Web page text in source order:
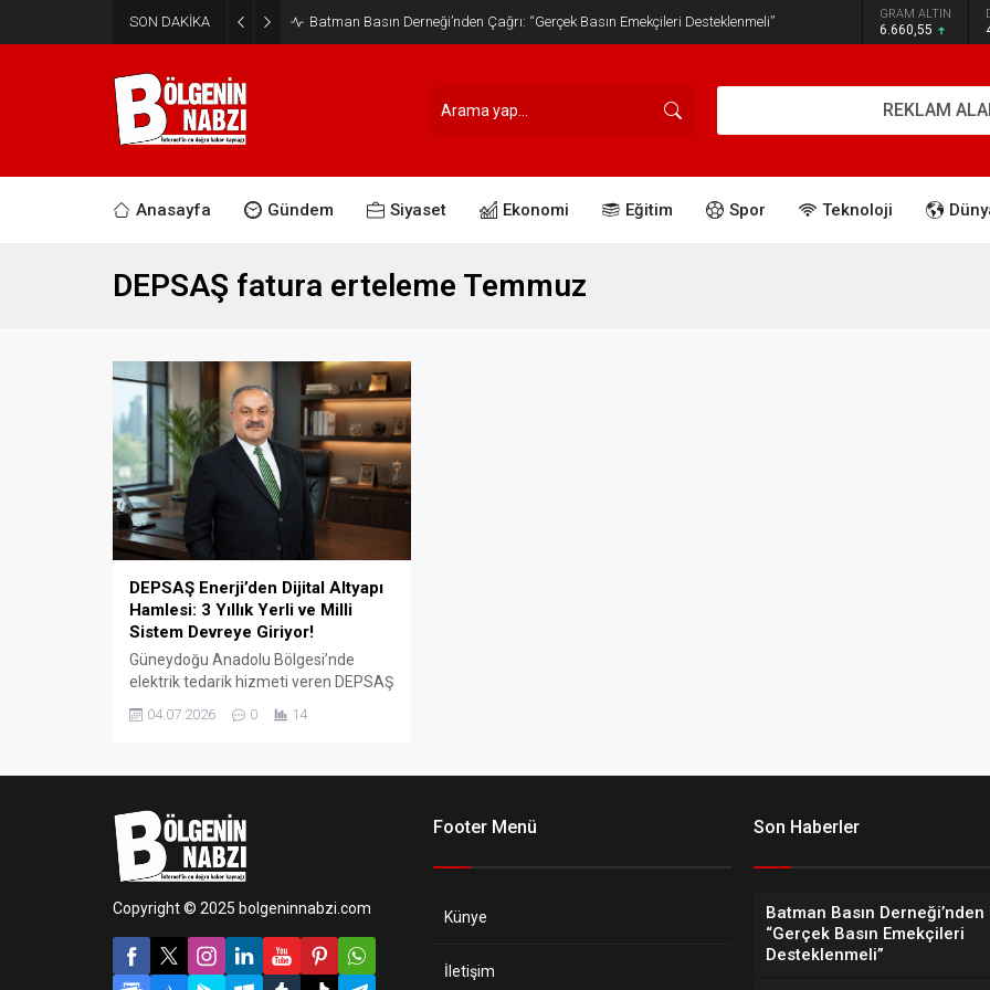
SON DAKİKA Batman Basın Derneği’nden Çağrı: “Gerçek Basın Emekçileri Desteklenmeli” GRAM ALTIN
6.660,55
REKLAM
Anasayfa Gündem Siyaset Ekonomi Eğitim Spor Teknoloji
DEPSAŞ fatura erteleme Temmuz
DEPSAŞ Enerji’den Dijital Altyapı
Hamlesi: 3 Yıllık Yerli ve Milli
Sistem Devreye Giriyor!
Güneydoğu Anadolu Bölgesi’nde
elektrik tedarik hizmeti veren DEPSAŞ
güvenli, hızlı ve etkin hale getirmek
04.07.2026 0 14
Copyright © 2025 bolgeninnabzi.com
Footer Menü
Künye
İletişim
Son Haberler
Batman Basın Derneği’nden
“Gerçek Basın Emekçileri
Desteklenmeli”